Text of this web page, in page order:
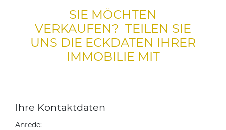
SIE MÖCHTEN
VERKAUFEN? TEILEN SIE
UNS DIE ECKDATEN IHRER
IMMOBILIE MIT
Ihre Kontaktdaten
Anrede: